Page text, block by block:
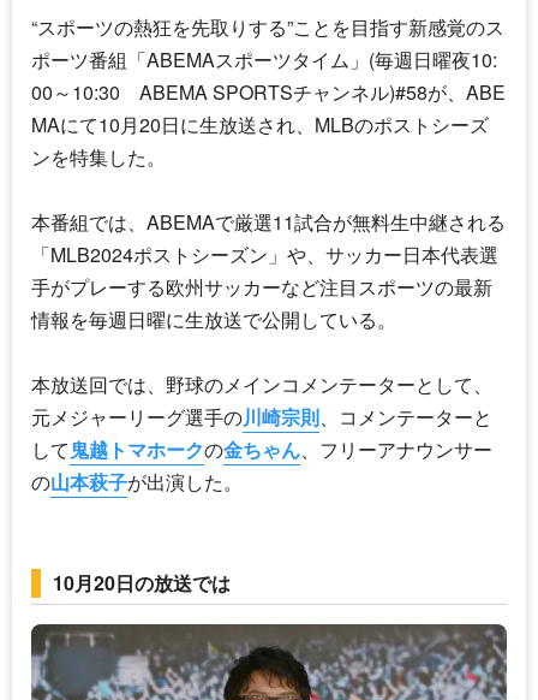
“スポーツの熱狂を先取りする”ことを目指す新感覚のス
ポーツ番組「ABEMAスポーツタイム」(毎週日曜夜10:
00～10:30 ABEMA SPORTSチャンネル)#58が、ABE
MAにて10月20日に生放送され、MLBのポストシーズ
ンを特集した。
本番組では、ABEMAで厳選11試合が無料生中継される
「MLB2024ポストシーズン」や、サッカー日本代表選
手がプレーする欧州サッカーなど注目スポーツの最新
情報を毎週日曜に生放送で公開している。
本放送回では、野球のメインコメンテーターとして、
元メジャーリーグ選手の川崎宗則、コメンテーターと
して鬼越トマホークの金ちゃん、フリーアナウンサー
の山本萩子が出演した。
10月20日の放送では